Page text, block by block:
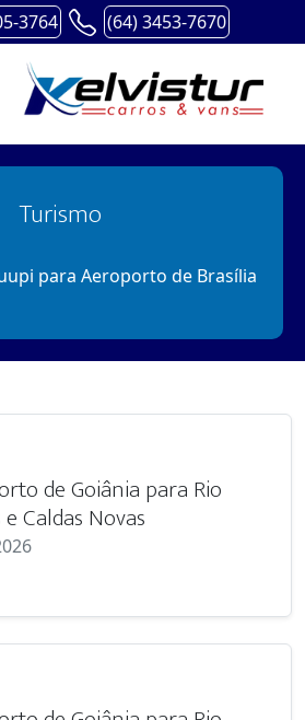
3764 (64) 3453-7670
Turismo
para Aeroporto de Brasília
de Goiânia para Rio
Caldas Novas